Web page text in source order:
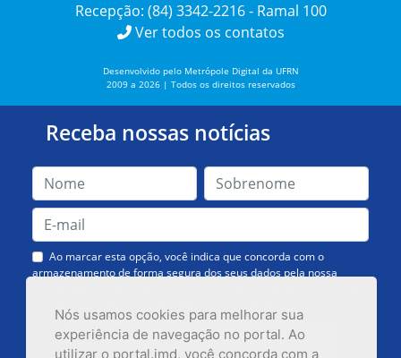
Nós usamos cookies para melhorar sua
experiência de navegação no portal. Ao
utilizar o portal.imd, você concorda com a
Recepção: (84) 3342-2216 - Ramal 100
Ver todos os contatos
Desenvolvido pelo Metrópole Digital da UFRN
2009 a 2026 | Todos os direitos reservados
Receba nossas notícias
Ao marcar esta opção, você indica que concorda com o
armazenamento de forma segura dos seus dados pela nossa